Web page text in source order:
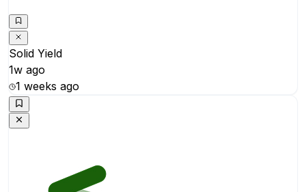
Solid Yield
1w ago
1 weeks ago